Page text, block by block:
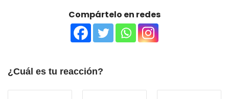
Compártelo en redes
¿Cuál es tu reacción?